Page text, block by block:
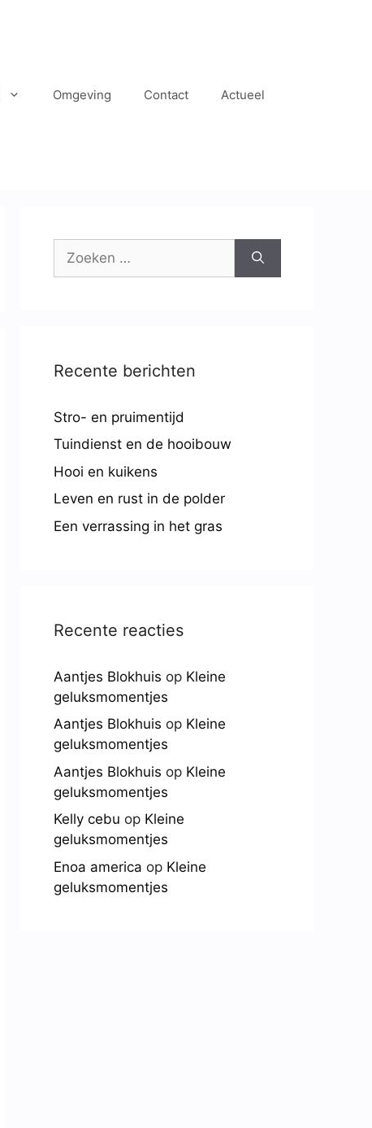
Omgeving Contact Actueel
Recente berichten
Stro- en pruimentijd
Tuindienst en de hooibouw
Hooi en kuikens
Leven en rust in de polder
Een verrassing in het gras
Recente reacties
Aantjes Blokhuis op Kleine
geluksmomentjes
Aantjes Blokhuis op Kleine
geluksmomentjes
Aantjes Blokhuis op Kleine
geluksmomentjes
Kelly cebu op Kleine
geluksmomentjes
Enoa america op Kleine
geluksmomentjes